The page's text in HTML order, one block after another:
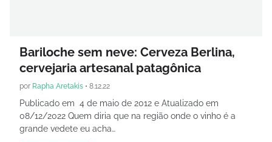
Bariloche sem neve: Cerveza Berlina,
cervejaria artesanal patagônica
por Rapha Aretakis • 8.12.22
Publicado em 4 de maio de 2012 e Atualizado em
08/12/2022 Quem diria que na região onde o vinho é a
grande vedete eu acha…